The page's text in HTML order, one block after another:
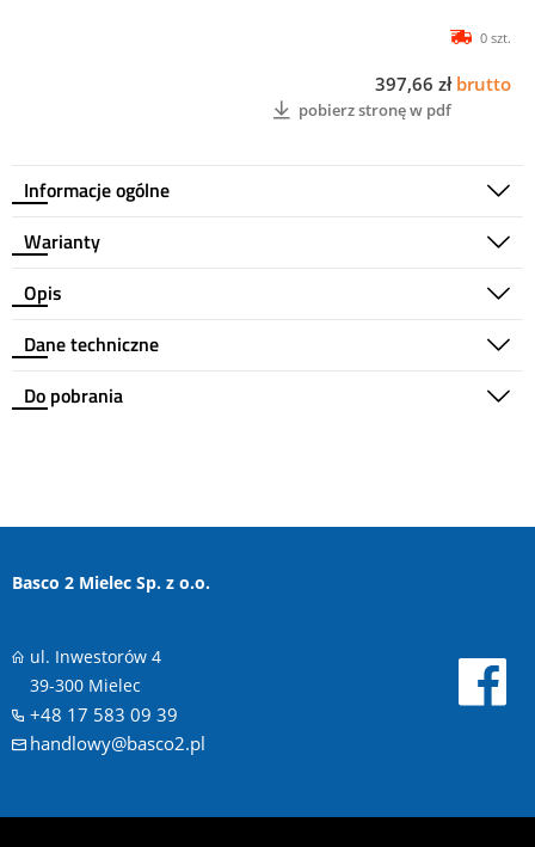
Informacje ogólne
0 szt.
397,66 zł brutto
pobierz stronę w pdf
Warianty
Opis
Dane techniczne
Do pobrania
Basco 2 Mielec Sp. z o.o.
ul. Inwestorów 4
39-300 Mielec
+48 17 583 09 39
handlowy@basco2.pl